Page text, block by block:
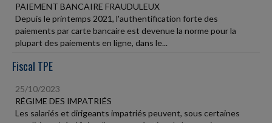
PAIEMENT BANCAIRE FRAUDULEUX
Depuis le printemps 2021, l'authentification forte des
paiements par carte bancaire est devenue la norme pour la
plupart des paiements en ligne, dans le...
Fiscal TPE
25/10/2023
RÉGIME DES IMPATRIÉS
Les salariés et dirigeants impatriés peuvent, sous certaines